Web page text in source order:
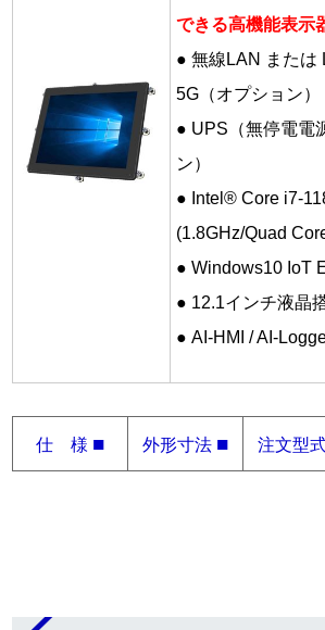
できる高機能表示
● 無線LAN または
5G（オプション）
● UPS（無停電電
ン）
● Intel® Core i7-
(1.8GHz/Quad
● Windows10 IoT
● 12.1インチ液晶
● AI-HMI / AI-
仕 様 ■ 外形寸法 ■ 注文型